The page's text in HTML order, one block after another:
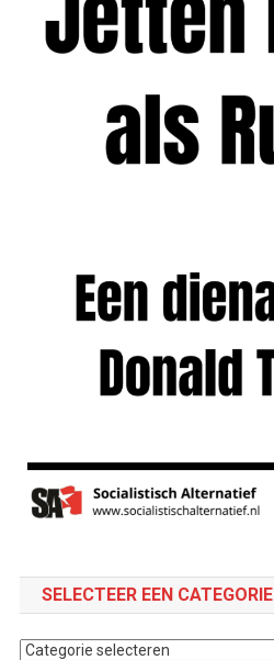
SELECTEER EEN CATEGORIE
Selecteer